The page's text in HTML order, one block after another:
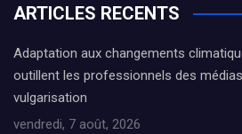
ARTICLES RECENTS
Adaptation aux changements
outillent les professionnels des
vulgarisation
vendredi, 7 août, 2026